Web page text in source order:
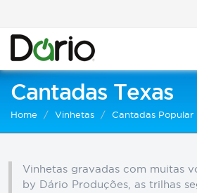
Cantadas Texas
Home Vinhetas Cantadas Popular
Vinhetas gravadas com muitas
by Dário Produções, as trilhas